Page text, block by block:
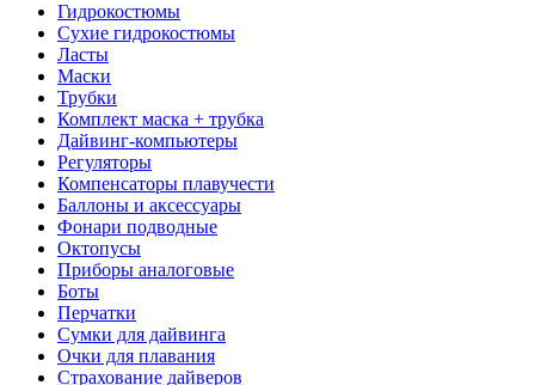
Гидрокостюмы
Сухие гидрокостюмы
Ласты
Маски
Трубки
Комплект маска + трубка
Дайвинг-компьютеры
Регуляторы
Компенсаторы плавучести
Баллоны и аксессуары
Фонари подводные
Октопусы
Приборы аналоговые
Боты
Перчатки
Сумки для дайвинга
Очки для плавания
Страхование дайверов